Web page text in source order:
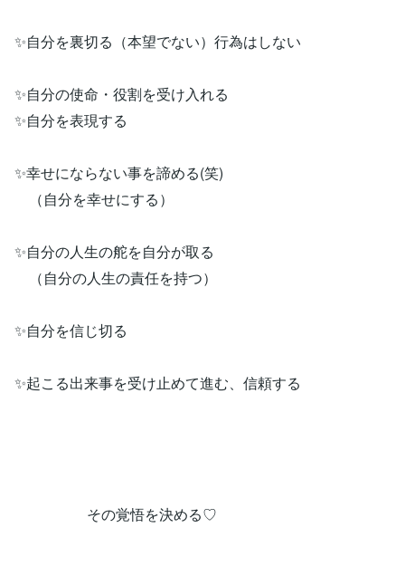
✨自分を裏切る（本望でない）行為はしない
✨自分の使命・役割を受け入れる
✨自分を表現する
✨幸せにならない事を諦める(笑)
（自分を幸せにする）
✨自分の人生の舵を自分が取る
（自分の人生の責任を持つ）
✨自分を信じ切る
✨起こる出来事を受け止めて進む、信頼する
その覚悟を決める♡